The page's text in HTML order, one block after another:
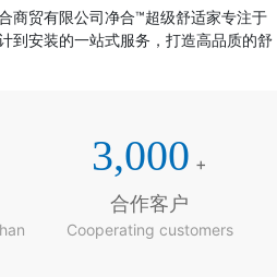
商贸有限公司净合™超级舒适家专注于
到安装的一站式服务，打造高品质的舒
3,000 +
合作客户
Cooperating customers